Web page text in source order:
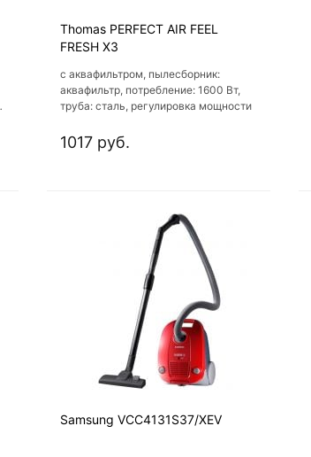
Thomas PERFECT AIR FEEL
FRESH X3
с аквафильтром, пылесборник:
аквафильтр, потребление: 1600 Вт,
труба: сталь, регулировка мощности
1017 руб.
Samsung VCC4131S37/XEV